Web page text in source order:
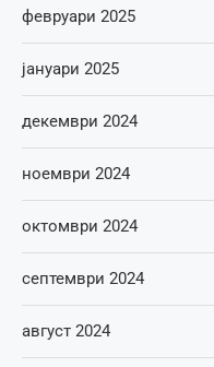
февруари 2025
јануари 2025
декември 2024
ноември 2024
октомври 2024
септември 2024
август 2024